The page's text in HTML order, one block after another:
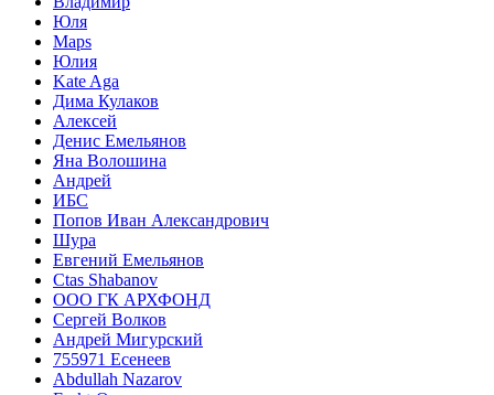
Юля
Maps
Юлия
Kate Aga
Дима Кулаков
Алексей
Денис Емельянов
Яна Волошина
Андрей
ИБС
Попов Иван Александрович
Шура
Евгений Емельянов
Ctas Shabanov
ООО ГК АРХФОНД
Сергей Волков
Андрей Мигурский
755971 Есенеев
Abdullah Nazarov